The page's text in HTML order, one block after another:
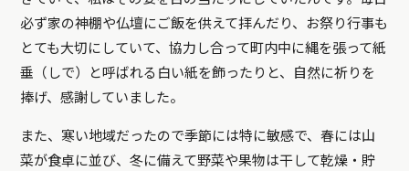
必ず家の神棚や仏壇にご飯を供えて拝んだり、お祭り行事も
とても大切にしていて、協力し合って町内中に縄を張って紙
垂（しで）と呼ばれる白い紙を飾ったりと、自然に祈りを
捧げ、感謝していました。
また、寒い地域だったので季節には特に敏感で、春には山
菜が食卓に並び、冬に備えて野菜や果物は干して乾燥・貯